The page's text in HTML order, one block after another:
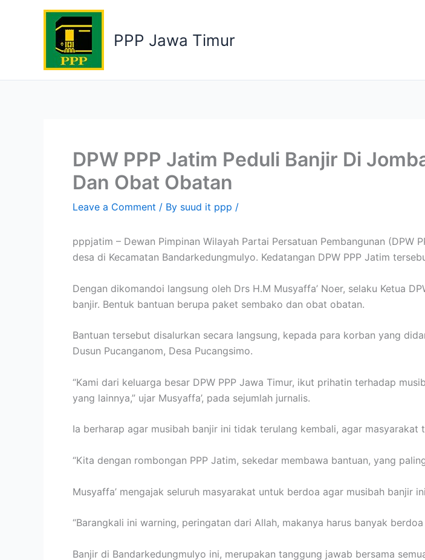
PPP Jawa Timur
DPW PPP Jatim Peduli Banjir Di
Dan Obat Obatan
Leave a Comment / By suud it ppp /
pppjatim – Dewan Pimpinan Wilayah Partai Persatuan Pembangunan
desa di Kecamatan Bandarkedungmulyo. Kedatangan DPW PPP Jatim
Dengan dikomandoi langsung oleh Drs H.M Musyaffa’ Noer, selaku Ketua
banjir. Bentuk bantuan berupa paket sembako dan obat obatan.
Bantuan tersebut disalurkan secara langsung, kepada para korban yang
Dusun Pucanganom, Desa Pucangsimo.
“Kami dari keluarga besar DPW PPP Jawa Timur, ikut prihatin terhadap
yang lainnya,” ujar Musyaffa’, pada sejumlah jurnalis.
Ia berharap agar musibah banjir ini tidak terulang kembali, agar
“Kita dengan rombongan PPP Jatim, sekedar membawa bantuan, yang
Musyaffa’ mengajak seluruh masyarakat untuk berdoa agar musibah banjir
“Barangkali ini warning, peringatan dari Allah, makanya harus banyak
Banjir di Bandarkedungmulyo ini, merupakan tanggung jawab bersama